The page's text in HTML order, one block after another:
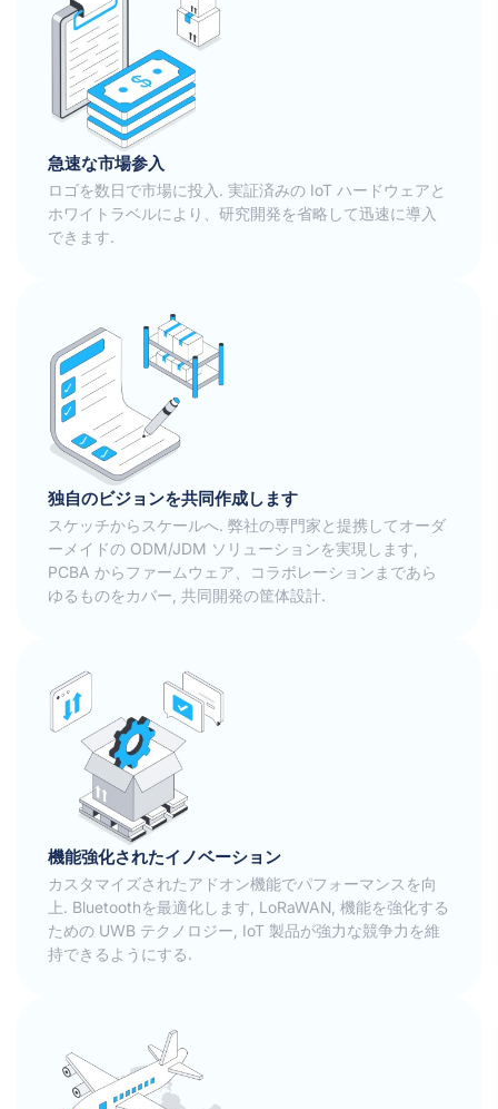
急速な市場参入
ロゴを数日で市場に投入. 実証済みの IoT ハードウェアと
ホワイトラベルにより、研究開発を省略して迅速に導入
できます.
独自のビジョンを共同作成します
スケッチからスケールへ. 弊社の専門家と提携してオーダ
ーメイドの ODM/JDM ソリューションを実現します,
PCBA からファームウェア、コラボレーションまであら
ゆるものをカバー, 共同開発の筐体設計.
機能強化されたイノベーション
カスタマイズされたアドオン機能でパフォーマンスを向
上. Bluetoothを最適化します, LoRaWAN, 機能を強化する
ための UWB テクノロジー, IoT 製品が強力な競争力を維
持できるようにする.